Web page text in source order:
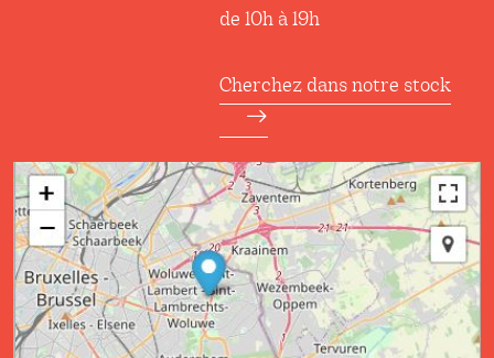
de 10h à 19h
Cherchez dans notre stock